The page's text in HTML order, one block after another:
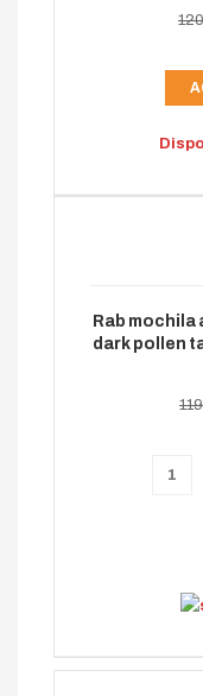
Rab mochila
dark pollen